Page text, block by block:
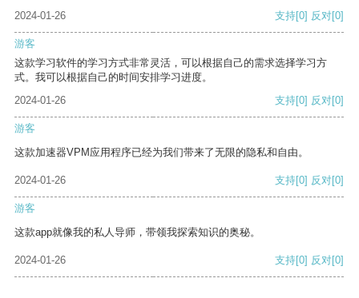
2024-01-26
支持[0] 反对[0]
游客
这款学习软件的学习方式非常灵活，可以根据自己的需求选择学习方
式。我可以根据自己的时间安排学习进度。
2024-01-26
支持[0] 反对[0]
游客
这款加速器VPM应用程序已经为我们带来了无限的隐私和自由。
2024-01-26 支持[0] 反对[0]
游客
这款app就像我的私人导师，带领我探索知识的奥秘。
2024-01-26 支持[0] 反对[0]